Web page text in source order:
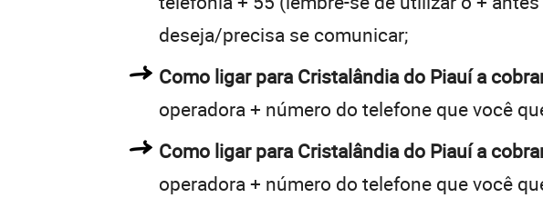
deseja/precisa se comunicar;
Como ligar para Cristalândia do Piauí a
operadora + número do telefone que você
Como ligar para Cristalândia do Piauí a
operadora + número do telefone que você